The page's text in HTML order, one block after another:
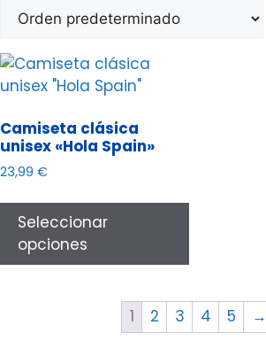
Camiseta clásica
unisex «Hola Spain»
23,99 €
Seleccionar
opciones
1 2 3 4 5 →